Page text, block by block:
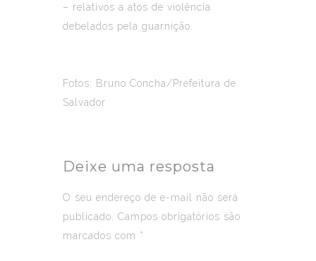
– relativos a atos de violência
debelados pela guarnição.
Fotos: Bruno Concha/Prefeitura de
Salvador
Deixe uma resposta
O seu endereço de e-mail não será
publicado.
Campos obrigatórios são
marcados com *